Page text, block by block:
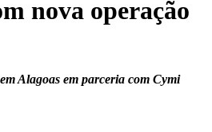
nova operação
Alagoas em parceria com Cymi